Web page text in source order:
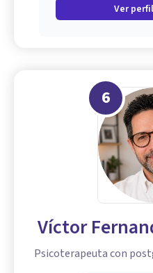
Ver
6
Víctor
Psicoterapeuta con